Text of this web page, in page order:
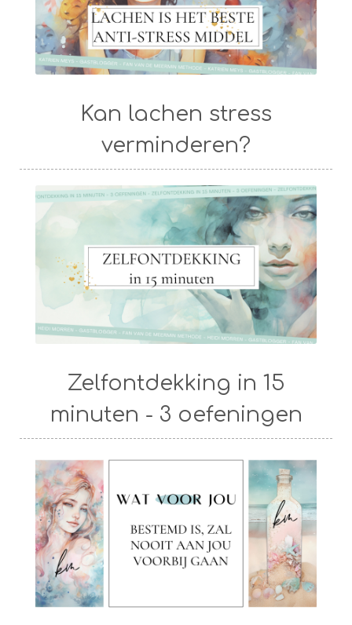
Kan lachen stress
verminderen?
Zelfontdekking in 15
minuten - 3 oefeningen